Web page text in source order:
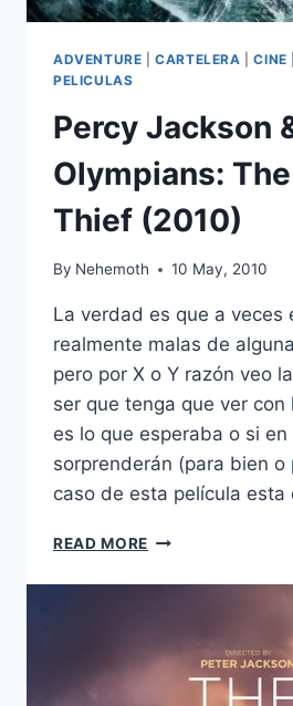
ADVENTURE |CARTELERA |CINE
PELICULAS
Percy Jackson
Olympians:
Thief (2010)
By Nehemoth 10 May, 2010
La verdad es que a veces
realmente malas de
pero por X o Y razón veo
ser que tenga que ver con
es lo que esperaba o si
sorprenderán (para bien o
caso de esta película
READ MORE PERCY
&
THE
LIGHTNING